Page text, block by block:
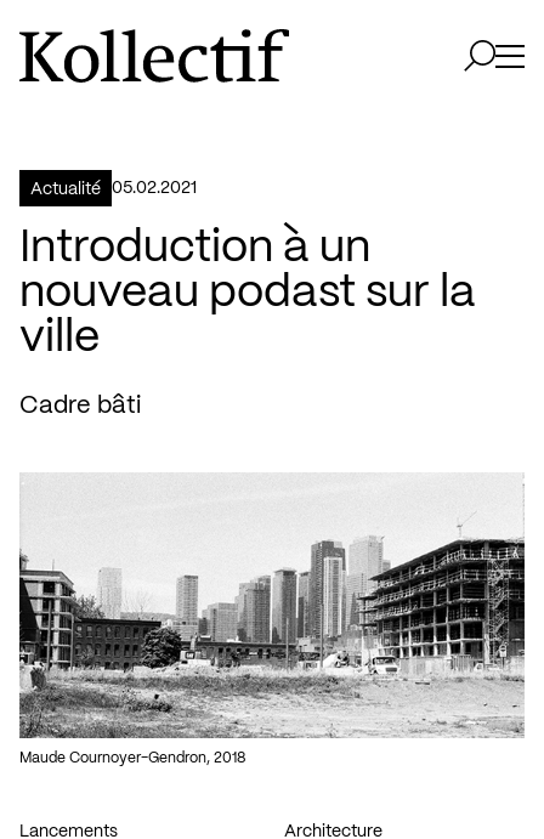
Aller à la page d'accueil
Logo Kollectif
Actualité 05.02.2021
Introduction à un
nouveau podast sur la
ville
Cadre bâti
Lancements
Architecture
Maude Cournoyer-Gendron, 2018